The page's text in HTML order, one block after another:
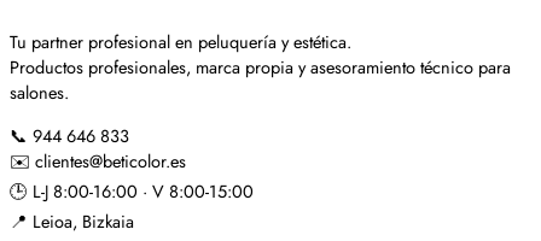
Tu partner profesional en peluquería y estética.
Productos profesionales, marca propia y asesoramiento técnico para
salones.
📞 944 646 833
✉️ clientes@beticolor.es
🕒 L-J 8:00-16:00 · V 8:00-15:00
📍 Leioa, Bizkaia